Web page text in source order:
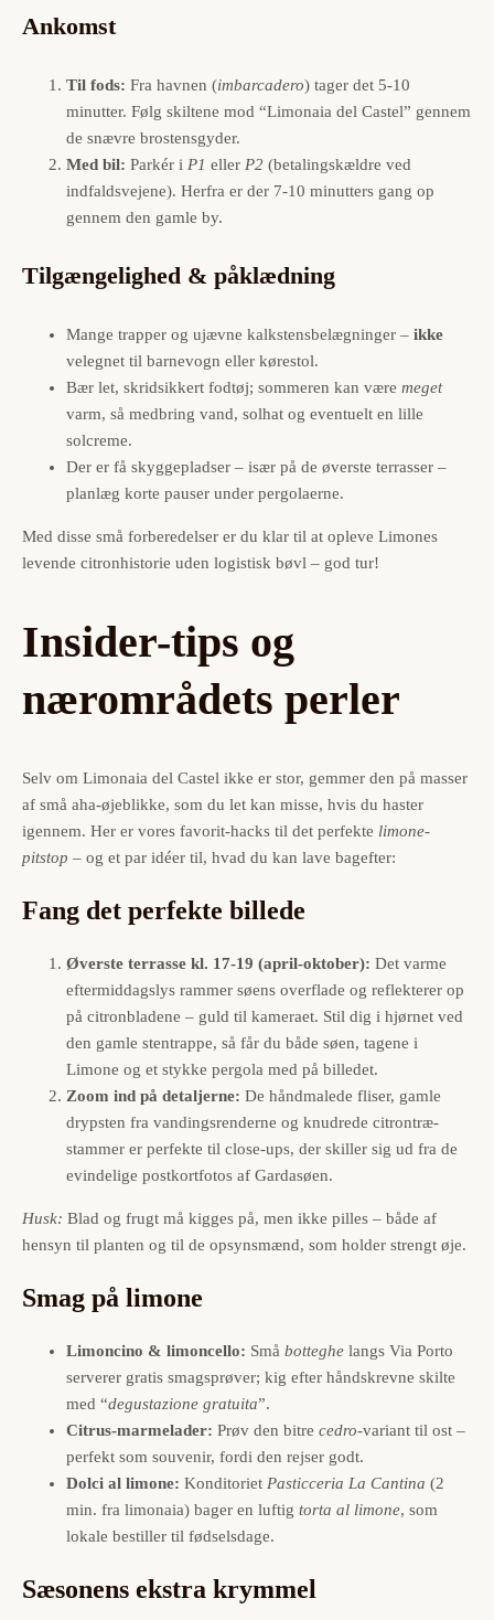
Ankomst
Til fods: Fra havnen (imbarcadero) tager det 5-10
minutter. Følg skiltene mod “Limonaia del Castel” gennem
de snævre brostensgyder.
Med bil: Parkér i P1 eller P2 (betalings­kældre ved
indfaldsvejene). Herfra er der 7-10 minutters gang op
gennem den gamle by.
Tilgængelighed & påklædning
Mange trapper og ujævne kalkstensbelægninger – ikke
velegnet til barnevogn eller kørestol.
Bær let, skridsikkert fodtøj; sommeren kan være meget
varm, så medbring vand, solhat og eventuelt en lille
solcreme.
Der er få skyggepladser – især på de øverste terrasser –
planlæg korte pauser under pergolaerne.
Med disse små forberedelser er du klar til at opleve Limones
levende citronhistorie uden logistisk bøvl – god tur!
Insider-tips og
nærområdets perler
Selv om Limonaia del Castel ikke er stor, gemmer den på masser
af små aha-øjeblikke, som du let kan misse, hvis du haster
igennem. Her er vores favorit-hacks til det perfekte limone-
pitstop – og et par idéer til, hvad du kan lave bagefter:
Fang det perfekte billede
Øverste terrasse kl. 17-19 (april-oktober): Det varme
eftermiddagslys rammer søens overflade og reflekterer op
på citronbladene – guld til kameraet. Stil dig i hjørnet ved
den gamle stentrappe, så får du både søen, tagene i
Limone og et stykke pergola med på billedet.
Zoom ind på detaljerne: De håndmalede fliser, gamle
drypsten fra vandingsrenderne og knudrede citrontræ-
stammer er perfekte til close-ups, der skiller sig ud fra de
evindelige postkortfotos af Gardasøen.
Husk: Blad og frugt må kigges på, men ikke pil­les – både af
hensyn til planten og til de opsynsmænd, som holder strengt øje.
Smag på limone
Limoncino & limoncello: Små botteghe langs Via Porto
serverer gratis smagsprøver; kig efter håndskrevne skilte
med “degustazione gratuita”.
Citrus-marmelader: Prøv den bitre cedro-variant til ost –
perfekt som souvenir, fordi den rejser godt.
Dolci al limone: Konditoriet Pasticceria La Cantina (2
min. fra limonaia) bager en luftig torta al limone, som
lokale bestiller til fødselsdage.
Sæsonens ekstra krymmel